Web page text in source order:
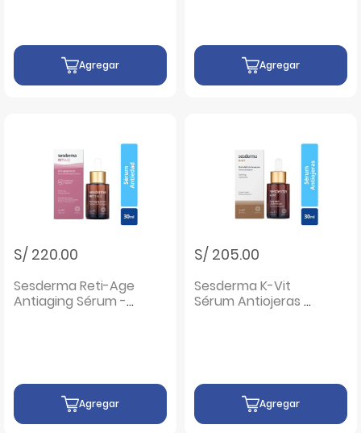
Agregar Agregar
S/ 220.00
Sesderma Reti-Age
Antiaging Sérum -
Agregar
S/ 205.00
Sesderma K-Vit
Sérum Antiojeras -
Agregar